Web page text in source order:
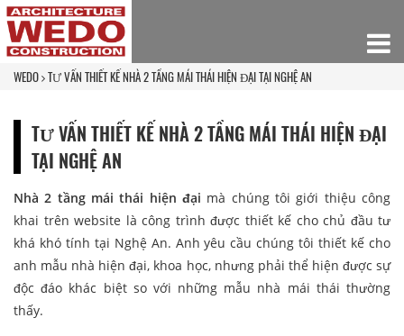
WEDO TƯ VẤN THIẾT KẾ NHÀ 2 TẦNG MÁI THÁI HIỆN ĐẠI TẠI NGHỆ AN
TƯ VẤN THIẾT KẾ NHÀ 2 TẦNG MÁI THÁI HIỆN ĐẠI
TẠI NGHỆ AN
Nhà 2 tầng mái thái hiện đại mà chúng tôi giới thiệu công
khai trên website là công trình được thiết kế cho chủ đầu tư
khá khó tính tại Nghệ An. Anh yêu cầu chúng tôi thiết kế cho
anh mẫu nhà hiện đại, khoa học, nhưng phải thể hiện được sự
độc đáo khác biệt so với những mẫu nhà mái thái thường
thấy.